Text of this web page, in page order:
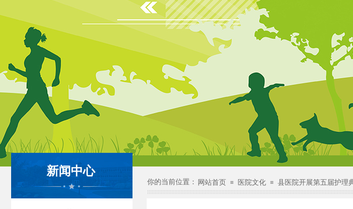
新闻中心
你的当前位置： 网站首页 ≡ 医院文化 ≡ 县医院开展第五届护理